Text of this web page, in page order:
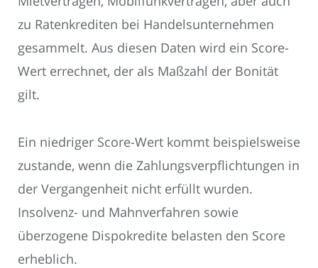
zu Ratenkrediten bei Handelsunternehmen
gesammelt. Aus diesen Daten wird ein Score-
Wert errechnet, der als Maßzahl der Bonität
gilt.
Ein niedriger Score-Wert kommt beispielsweise
zustande, wenn die Zahlungsverpflichtungen in
der Vergangenheit nicht erfüllt wurden.
Insolvenz- und Mahnverfahren sowie
überzogene Dispokredite belasten den Score
erheblich.